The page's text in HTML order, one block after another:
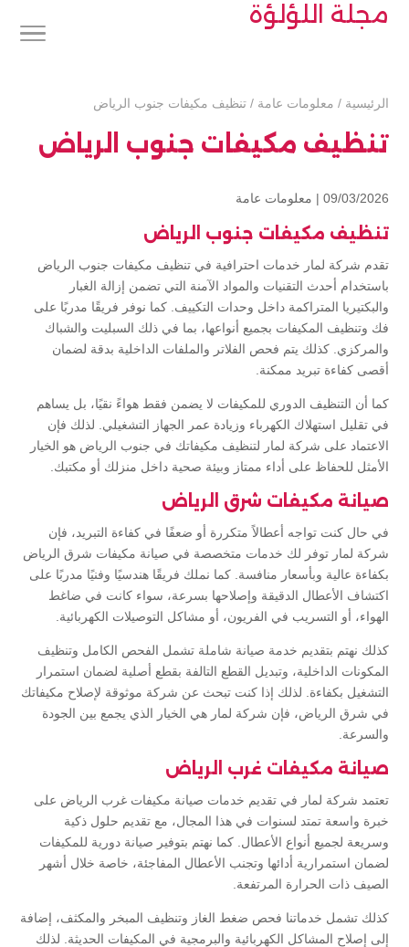
مجلة اللؤلؤة
الرئيسية / معلومات عامة / تنظيف مكيفات جنوب الرياض
تنظيف مكيفات جنوب الرياض
09/03/2026 | معلومات عامة
تنظيف مكيفات جنوب الرياض
تقدم شركة لمار خدمات احترافية في تنظيف مكيفات جنوب الرياض
باستخدام أحدث التقنيات والمواد الآمنة التي تضمن إزالة الغبار
والبكتيريا المتراكمة داخل وحدات التكييف. كما نوفر فريقًا مدربًا على
فك وتنظيف المكيفات بجميع أنواعها، بما في ذلك السبليت والشباك
والمركزي. كذلك يتم فحص الفلاتر والملفات الداخلية بدقة لضمان
أقصى كفاءة تبريد ممكنة.
كما أن التنظيف الدوري للمكيفات لا يضمن فقط هواءً نقيًا، بل يساهم
في تقليل استهلاك الكهرباء وزيادة عمر الجهاز التشغيلي. لذلك فإن
الاعتماد على شركة لمار لتنظيف مكيفاتك في جنوب الرياض هو الخيار
الأمثل للحفاظ على أداء ممتاز وبيئة صحية داخل منزلك أو مكتبك.
صيانة مكيفات شرق الرياض
في حال كنت تواجه أعطالاً متكررة أو ضعفًا في كفاءة التبريد، فإن
شركة لمار توفر لك خدمات متخصصة في صيانة مكيفات شرق الرياض
بكفاءة عالية وبأسعار منافسة. كما نملك فريقًا هندسيًا وفنيًا مدربًا على
اكتشاف الأعطال الدقيقة وإصلاحها بسرعة، سواء كانت في ضاغط
الهواء، أو التسريب في الفريون، أو مشاكل التوصيلات الكهربائية.
كذلك نهتم بتقديم خدمة صيانة شاملة تشمل الفحص الكامل وتنظيف
المكونات الداخلية، وتبديل القطع التالفة بقطع أصلية لضمان استمرار
التشغيل بكفاءة. لذلك إذا كنت تبحث عن شركة موثوقة لإصلاح مكيفاتك
في شرق الرياض، فإن شركة لمار هي الخيار الذي يجمع بين الجودة
والسرعة.
صيانة مكيفات غرب الرياض
تعتمد شركة لمار في تقديم خدمات صيانة مكيفات غرب الرياض على
خبرة واسعة تمتد لسنوات في هذا المجال، مع تقديم حلول ذكية
وسريعة لجميع أنواع الأعطال. كما نهتم بتوفير صيانة دورية للمكيفات
لضمان استمرارية أدائها وتجنب الأعطال المفاجئة، خاصة خلال أشهر
الصيف ذات الحرارة المرتفعة.
كذلك تشمل خدماتنا فحص ضغط الغاز وتنظيف المبخر والمكثف، إضافة
إلى إصلاح المشاكل الكهربائية والبرمجية في المكيفات الحديثة. لذلك